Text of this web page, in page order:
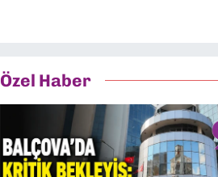
Özel Haber